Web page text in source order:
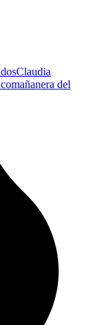
Claudia
mañanera del